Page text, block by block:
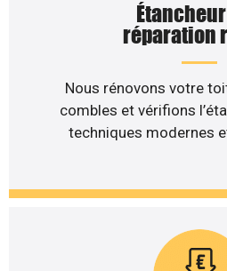
réparation
Nous rénovons votre
combles et vérifions
techniques modernes